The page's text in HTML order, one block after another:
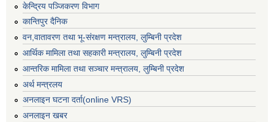
केन्द्रिय पञ्जिकरण विभाग
कान्तिपुर दैनिक
वन,वातावरण तथा भू-संरक्षण मन्त्रालय, लुम्बिनी प्रदेश
आर्थिक मामिला तथा सहकारी मन्त्रालय, लुम्बिनी प्रदेश
आन्तरिक मामिला तथा सञ्चार मन्त्रालय, लुम्बिनी प्रदेश
अर्थ मन्त्रलय
अनलाइन घटना दर्ता(online VRS)
अनलाइन खबर